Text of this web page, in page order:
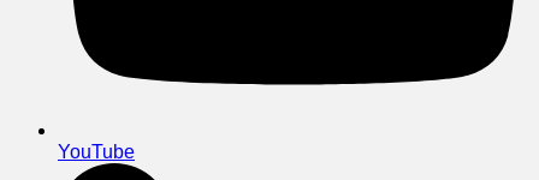
YouTube